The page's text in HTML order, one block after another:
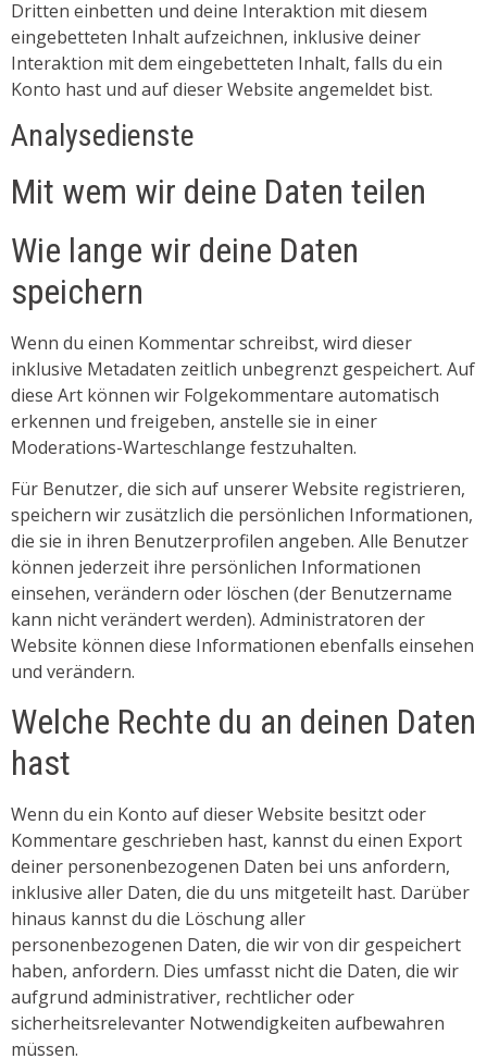
Dritten einbetten und deine Interaktion mit diesem
eingebetteten Inhalt aufzeichnen, inklusive deiner
Interaktion mit dem eingebetteten Inhalt, falls du ein
Konto hast und auf dieser Website angemeldet bist.
Analysedienste
Mit wem wir deine Daten teilen
Wie lange wir deine Daten
speichern
Wenn du einen Kommentar schreibst, wird dieser
inklusive Metadaten zeitlich unbegrenzt gespeichert. Auf
diese Art können wir Folgekommentare automatisch
erkennen und freigeben, anstelle sie in einer
Moderations-Warteschlange festzuhalten.
Für Benutzer, die sich auf unserer Website registrieren,
speichern wir zusätzlich die persönlichen Informationen,
die sie in ihren Benutzerprofilen angeben. Alle Benutzer
können jederzeit ihre persönlichen Informationen
einsehen, verändern oder löschen (der Benutzername
kann nicht verändert werden). Administratoren der
Website können diese Informationen ebenfalls einsehen
und verändern.
Welche Rechte du an deinen Daten
hast
Wenn du ein Konto auf dieser Website besitzt oder
Kommentare geschrieben hast, kannst du einen Export
deiner personenbezogenen Daten bei uns anfordern,
inklusive aller Daten, die du uns mitgeteilt hast. Darüber
hinaus kannst du die Löschung aller
personenbezogenen Daten, die wir von dir gespeichert
haben, anfordern. Dies umfasst nicht die Daten, die wir
aufgrund administrativer, rechtlicher oder
sicherheitsrelevanter Notwendigkeiten aufbewahren
müssen.